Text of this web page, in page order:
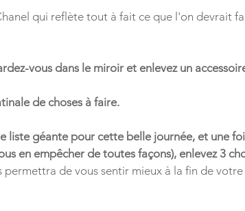
qui reflète tout à fait ce que l'on devrait
vous dans le miroir et enlevez un
de choses à faire.
liste géante pour cette belle journée, et une
en empêcher de toutes façons), enlevez 3
permettra de vous sentir mieux à la fin de